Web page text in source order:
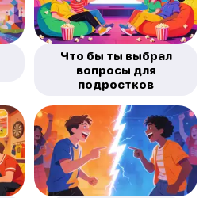
Что бы ты выбрал
вопросы для
подростков